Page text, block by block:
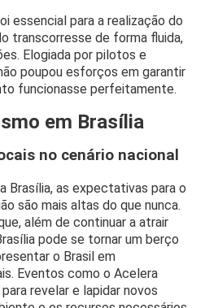
essencial para a realização do
transcorresse de forma fluida,
Elogiada por pilotos e
poupou esforços em garantir
funcionasse perfeitamente.
em Brasília
no cenário nacional
Brasília, as expectativas para o
são mais altas do que nunca.
além de continuar a atrair
pode se tornar um berço
o Brasil em
Eventos como o Acelera
revelar e lapidar novos